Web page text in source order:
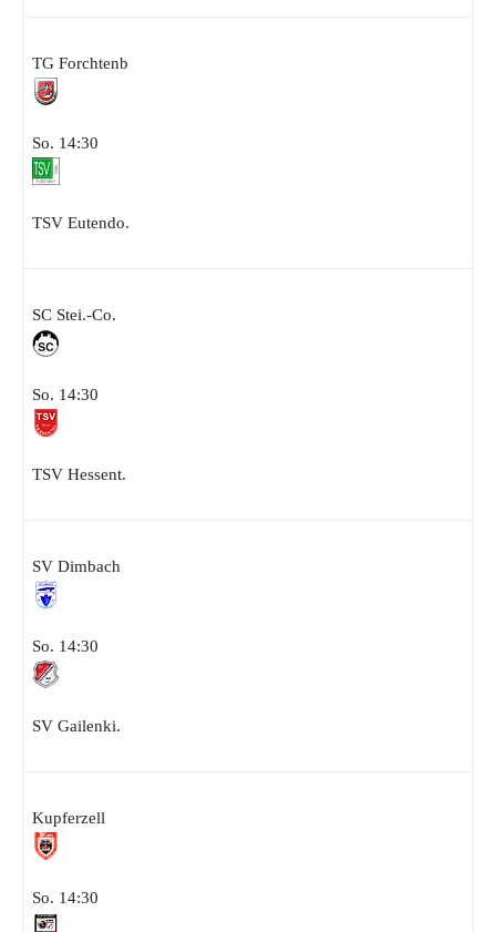
TG Forchtenb
So. 14:30
TSV Eutendo.
SC Stei.-Co.
So. 14:30
TSV Hessent.
SV Dimbach
So. 14:30
SV Gailenki.
Kupferzell
So. 14:30